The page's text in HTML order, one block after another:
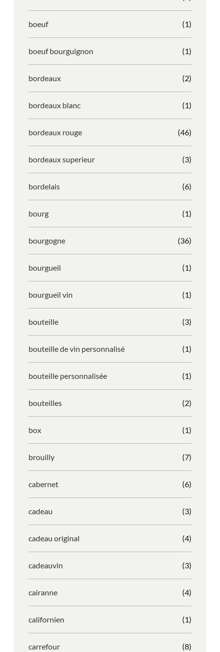
boeuf (1)
boeuf bourguignon (1)
bordeaux (2)
bordeaux blanc (1)
bordeaux rouge (46)
bordeaux superieur (3)
bordelais (6)
bourg (1)
bourgogne (36)
bourgueil (1)
bourgueil vin (1)
bouteille (3)
bouteille de vin personnalisé (1)
bouteille personnalisée (1)
bouteilles (2)
box (1)
brouilly (7)
cabernet (6)
cadeau (3)
cadeau original (4)
cadeauvin (3)
cairanne (4)
californien (1)
carrefour (8)